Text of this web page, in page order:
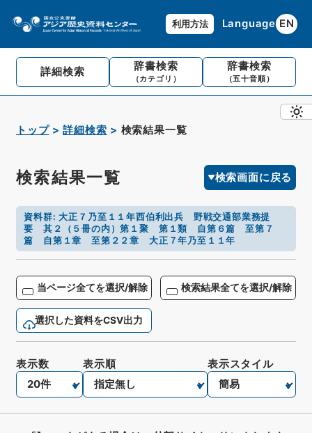
利用方法 Language EN
詳細検索 辞書検索
（カテゴリ）
辞書検索
（五十音順）
トップ 詳細検索 検索結果一覧
検索結果一覧 検索画面に戻る
資料群:大正７乃至１１年西伯利出兵 野戦交通部業務提
要 其２（５冊の内）第１聚 第１類 自第６篇 至第７
篇 自第１章 至第２２章 大正７年乃至１１年
当ページ全てを選択/解除 検索結果全てを選択/解除
選択した資料をCSV出力
表示数 表示順 表示スタイル